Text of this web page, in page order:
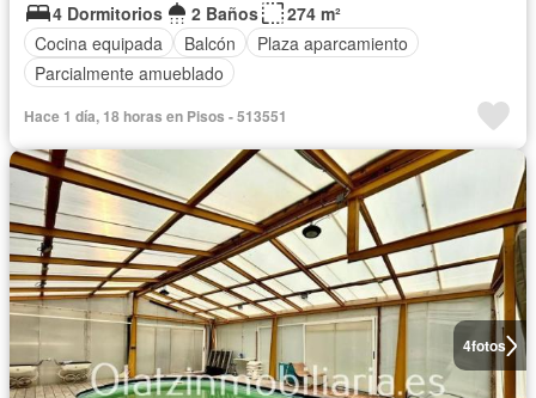
4 Dormitorios
2 Baños
274 m²
Cocina equipada
Balcón
Plaza aparcamiento
Parcialmente amueblado
Hace 1 día, 18 horas en Pisos - 513551
4fotos